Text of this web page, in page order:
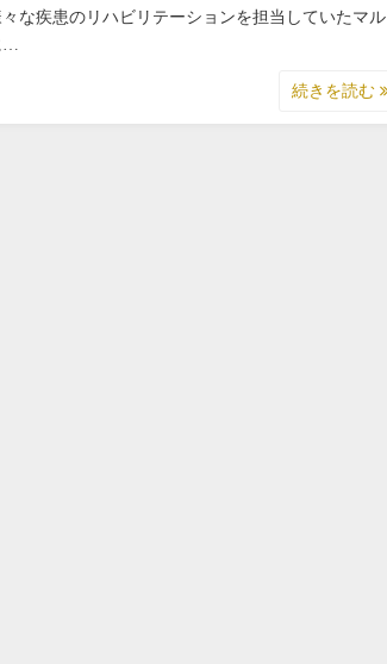
な疾患のリハビリテーションを担当していたマル
…
続きを読む